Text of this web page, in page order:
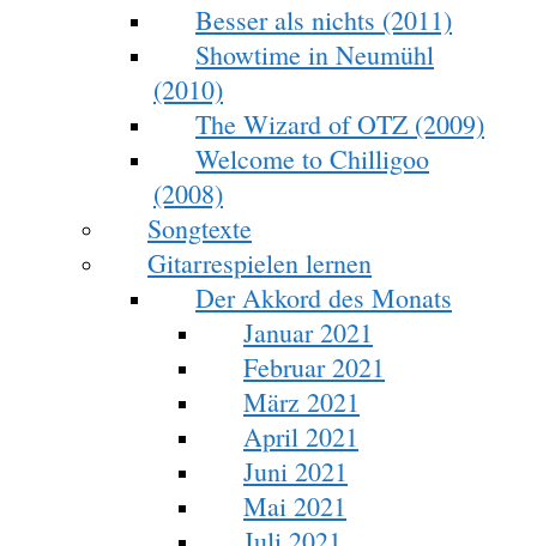
Besser als nichts (2011)
Showtime in Neumühl
(2010)
The Wizard of OTZ (2009)
Welcome to Chilligoo
(2008)
Songtexte
Gitarrespielen lernen
Der Akkord des Monats
Januar 2021
Februar 2021
März 2021
April 2021
Juni 2021
Mai 2021